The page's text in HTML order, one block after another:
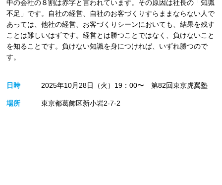
中の会社の８割は赤字と言われています。その原因は社長の「知識
不足」です。自社の経営、自社のお客づくりすらままならない人で
あっては、他社の経営、お客づくりシーンにおいても、結果を残す
ことは難しいはずです。経営とは勝つことではなく、負けないこと
を知ることです。負けない知識を身につければ、いずれ勝つので
す。
日時 2025年10月28日（火）19：00〜 第82回東京虎翼塾
場所 東京都葛飾区新小岩2-7-2